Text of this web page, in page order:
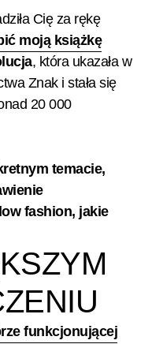
Cię za rękę
moją książkę
, która ukazała w
Znak i stała się
20 000
temacie,
fashion, jakie
funkcjonującej